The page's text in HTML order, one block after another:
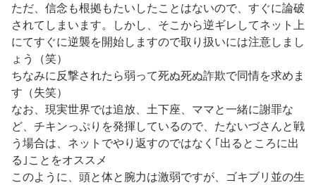
ただ、信念も根拠もたいしたことはないので、すぐに論破
されてしまいます。しかし、そこから逆ギレしてネット上
にてすぐに逆襲を開始しますので取り扱いには注意しまし
ょう（笑）
ちなみに反撃されたら弱って死ぬ死ぬ詐欺で同情を求めま
す（失笑）
なお、現実世界では追放、土下座、ママと一緒に謝罪な
ど、チキンっぷりを発揮しているので、たないづさんと戦
う場合は、ネットでやり返すのではなく｢出るところに出
る｣ことをオススメ
このように、頭と体と腕力は激弱ですが、ゴキブリ並の生